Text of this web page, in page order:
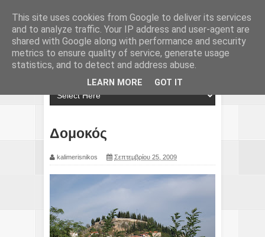
Δομοκός
kalimerisnikos Σεπτεμβρίου 25, 2009
This site uses cookies from Google to deliver its services
and to analyze traffic. Your IP address and user-agent are
shared with Google along with performance and security
metrics to ensure quality of service, generate usage
statistics, and to detect and address abuse.
LEARN MORE GOT IT